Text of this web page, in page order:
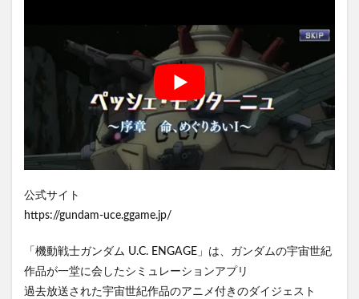
公式サイト
https://gundam-uce.ggame.jp/
「機動戦士ガンダム U.C. ENGAGE」は、ガンダムの宇宙世紀
作品が一堂に会したシミュレーションアプリ
過去放送された宇宙世紀作品のアニメ付きのダイジェスト